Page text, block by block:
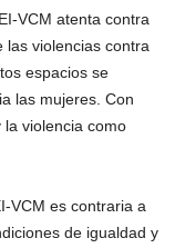
VCM atenta contra
las violencias contra
espacios se
las mujeres. Con
violencia como
VCM es contraria a
de igualdad y